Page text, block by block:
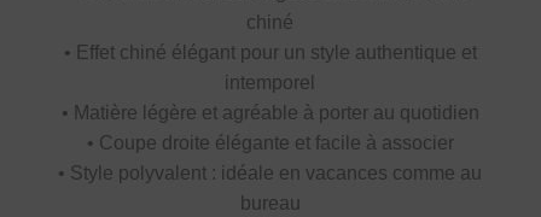
chiné
• Effet chiné élégant pour un style authentique et
intemporel
• Matière légère et agréable à porter au quotidien
• Coupe droite élégante et facile à associer
• Style polyvalent : idéale en vacances comme au
bureau